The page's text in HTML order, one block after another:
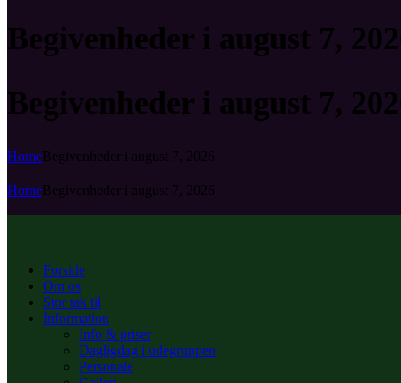
Begivenheder i august 7,
Begivenheder i august 7,
HomeBegivenheder i august 7, 2026
HomeBegivenheder i august 7, 2026
Forside
Om os
Stor tak til
Information
Info & priser
Dagligdag i udegruppen
Personale